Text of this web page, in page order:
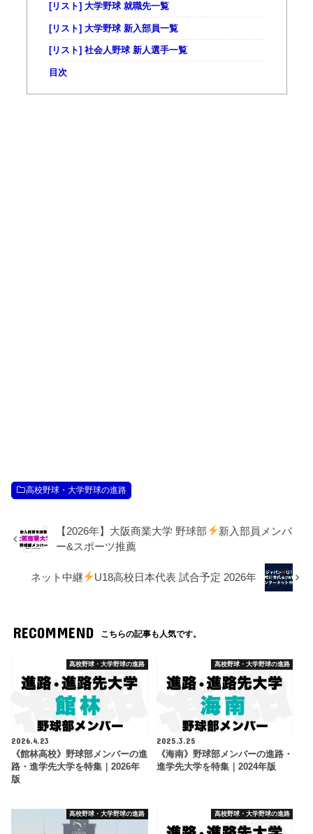
[リスト] 大学野球 就職先一覧
[リスト] 大学野球 新入部員一覧
[リスト] 社会人野球 新人選手一覧
目次
高校野球・大学野球の進路
【2026年】大阪商業大学 野球部
新入部員メンバ
ー&スポーツ推薦
ネット中継 U18高校日本代表 試合予定 2026年
RECOMMEND こちらの記事も人気です。
高校野球・大学野球の進路
2026.4.23
《館林高校》野球部メンバーの進
路・進学先大学を特集｜2026年
版
高校野球・大学野球の進路
2025.3.25
《海南》野球部メンバーの進路・
進学先大学を特集｜2024年版
高校野球・大学野球の進路 高校野球・大学野球の進路